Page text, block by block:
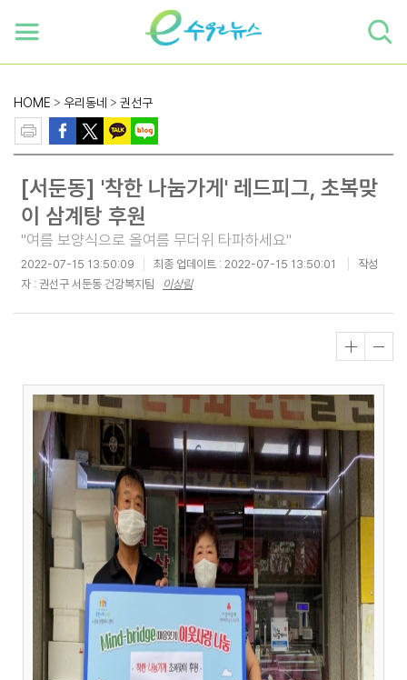
HOME > 우리동네 > 권선구
[서둔동] '착한 나눔가게' 레드피그, 초복맞
이 삼계탕 후원
"여름 보양식으로 올여름 무더위 타파하세요"
2022-07-15 13:50:09 최종 업데이트 : 2022-07-15 13:50:01
작성
자 : 권선구 서둔동 건강복지팀
이상림